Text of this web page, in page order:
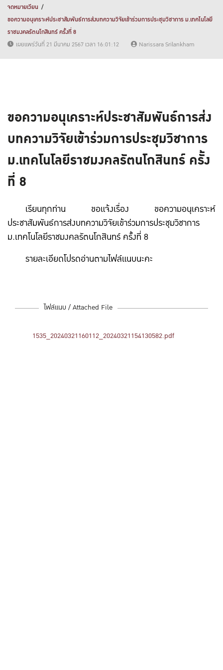
จดหมายเวียน
ขอความอนุเคราะห์ประชาสัมพันธ์การส่งบทความวิจัยเข้าร่วมการประชุมวิชาการ ม.เทคโนโลยี
ราชมงคลรัตนโกสินทร์ ครั้งที่ 8
เผยแพร่วันที่ 21 มีนาคม 2567 เวลา 16:01:12
Narissara Srilankham
ขอความอนุเคราะห์ประชาสัมพันธ์การส่ง
บทความวิจัยเข้าร่วมการประชุมวิชาการ
ม.เทคโนโลยีราชมงคลรัตนโกสินทร์ ครั้ง
ที่ 8
เรียนทุกท่าน ขอแจ้งเรื่อง ขอความอนุเคราะห์
ประชาสัมพันธ์การส่งบทความวิจัยเข้าร่วมการประชุมวิชาการ
ม.เทคโนโลยีราชมงคลรัตนโกสินทร์ ครั้งที่ 8
รายละเอียดโปรดอ่านตามไฟล์แนบนะคะ
ไฟล์แนบ / Attached File
1535_20240321160112_20240321154130582.pdf